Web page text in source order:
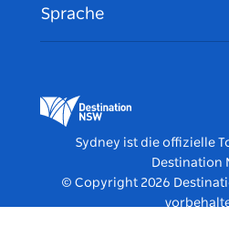
Veranstaltungen
Unterkunft
Tragen Sie Ihr
Destination NSW
Vivid Sydney
Sprache
Sydney ist die offizielle
Destination
© Copyright 2026